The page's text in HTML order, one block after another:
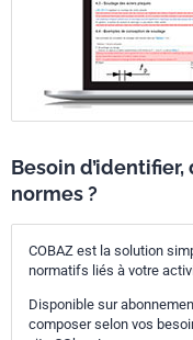
Besoin
normes ?
COBAZ est la solution
normatifs liés à votre
Disponible sur
composer selon vos